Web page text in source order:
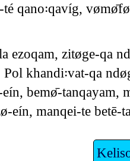
té qano꞉qavíg,
ezoqam, zitøge-qa
khandi꞉vat-qa
bemø̄-tanqayam,
eín, manqei-te